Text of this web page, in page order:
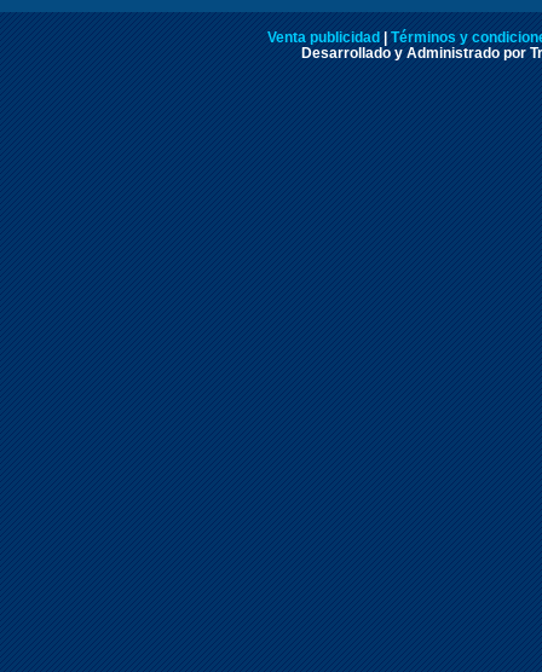
Venta publicidad | Términos y
Desarrollado y Administrado por